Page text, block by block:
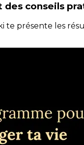
des conseils
te présente les